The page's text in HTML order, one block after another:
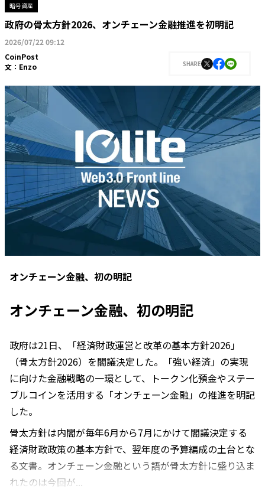
暗号資産
政府の骨太方針2026、オンチェーン金融推進を初明記
2026/07/22 09:12
CoinPost
文： Enzo SHARE
オンチェーン金融、初の明記
オンチェーン金融、初の明記
政府は21日、「経済財政運営と改革の基本方針2026」
（骨太方針2026）を閣議決定した。「強い経済」の実現
に向けた金融戦略の一環として、トークン化預金やステー
ブルコインを活用する「オンチェーン金融」の推進を明記
した。
骨太方針は内閣が毎年6月から7月にかけて閣議決定する
経済財政政策の基本方針で、翌年度の予算編成の土台とな
る文書。オンチェーン金融という語が骨太方針に盛り込ま
れたのは今回が...